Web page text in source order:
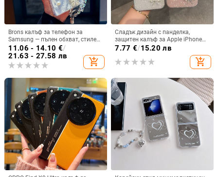
Brons калъф за телефон за
Samsung — пълен обхват, стилен
и креативен дизайн, TPU
материал, удароустойчив
11.06 - 14.10 €/
21.63 - 27.58 лв
add_shopping_cart
Сладък дизайн с панделка,
защитен калъф за Apple iPhone
11–15 Pro Max, пълен обхват
7.77 €/15.20 лв
add_shopping_cart